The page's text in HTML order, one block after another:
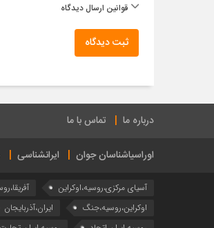
قوانین ارسال دیدگاه
ثبت دیدگاه
درباره ما تماس با ما
اوراسیاشناسان جوان ایرانشناسی
آسیای مرکزی،روسیه،اوکراین
اوکراین،روسیه،جنگ
ایران،آذربایجان